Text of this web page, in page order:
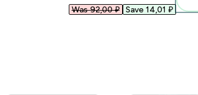
Was 92,00 ₽‎ Save 14,01 ₽‎